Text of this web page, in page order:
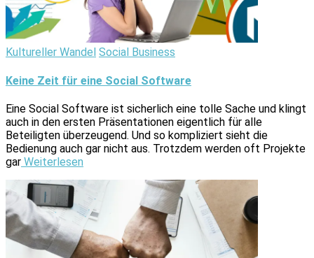
Kultureller Wandel Social Business
Keine Zeit für eine Social Software
Eine Social Software ist sicherlich eine tolle Sache und klingt
auch in den ersten Präsentationen eigentlich für alle
Beteiligten überzeugend. Und so kompliziert sieht die
Bedienung auch gar nicht aus. Trotzdem werden oft Projekte
gar Weiterlesen